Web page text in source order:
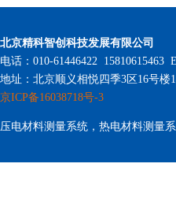
北京精科智创科技发展有限公司
电话：010-61446422 15810615463
地址：北京顺义相悦四季3区16号楼
京ICP备16038718号-3
压电材料测量系统，热电材料测量